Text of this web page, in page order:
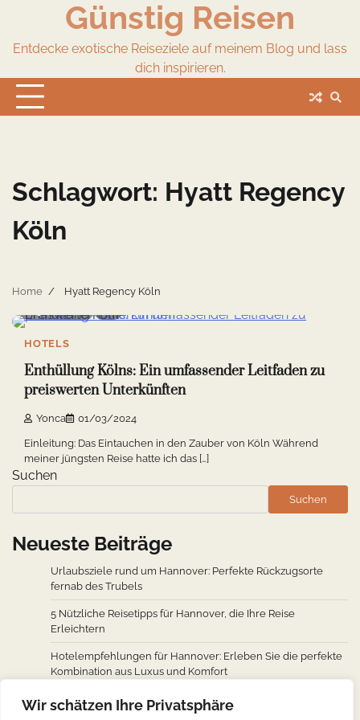
Wir schätzen Ihre Privatsphäre
content
Günstig Reisen
Entdecke exotische Reiseziele auf meinem Blog und lass
dich inspirieren.
Schlagwort: Hyatt Regency
Köln
Home
Hyatt Regency Köln
HOTELS
Enthüllung Kölns: Ein umfassender Leitfaden zu
preiswerten Unterkünften
Yonca 01/03/2024
Einleitung: Das Eintauchen in den Zauber von Köln Während
meiner jüngsten Reise hatte ich das […]
Suchen
Suchen
Neueste Beiträge
Urlaubsziele rund um Hannover: Perfekte Rückzugsorte
fernab des Trubels
5 Nützliche Reisetipps für Hannover, die Ihre Reise
Erleichtern
Hotelempfehlungen für Hannover: Erleben Sie die perfekte
Kombination aus Luxus und Komfort
Wie man von den wichtigsten Städten weltweit nach
Hannover fliegt: Ein Überblick über Flugverbindungen